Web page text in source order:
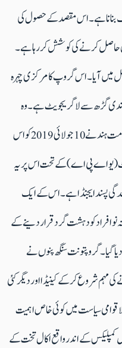
بنانا ہے۔اس مقصد کےحصول کی
حاصل کرنے کی کوشش کر رہا ہے۔
امریکہ میں عمل میں آیا۔ اس گروپ کا مرکزی چہرہ
گڑھ سے لا گریجویٹ ہے۔ وہ
امریکہ میں قانون کی پریکٹس کر رہے ہیں۔ حکومت ہند نے 10 جولائی 2019 کو اس
(یو اے پی اے) کے تحت اس پر یہ
پسند ایجنڈا ہے۔اس کے ایک
وابستہ نو افراد کو دہشت گرد قرار دینے کے
کر دیاگیا۔ گروپتونت سنگھ پنوں نے
میں ’ریفرنڈم 2020‘ کرانے کی مہم شروع کرکےکینیڈا اور دیگر کئی
سیاست میں کوئی خاص اہمیت
کمپلیکس کے اندر واقع اکال تخت کے